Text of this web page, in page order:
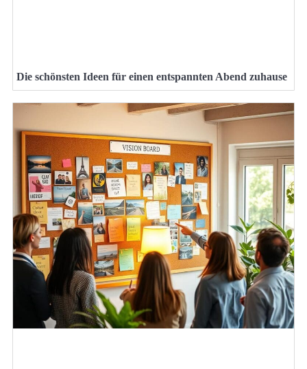
Die schönsten Ideen für einen entspannten Abend zuhause